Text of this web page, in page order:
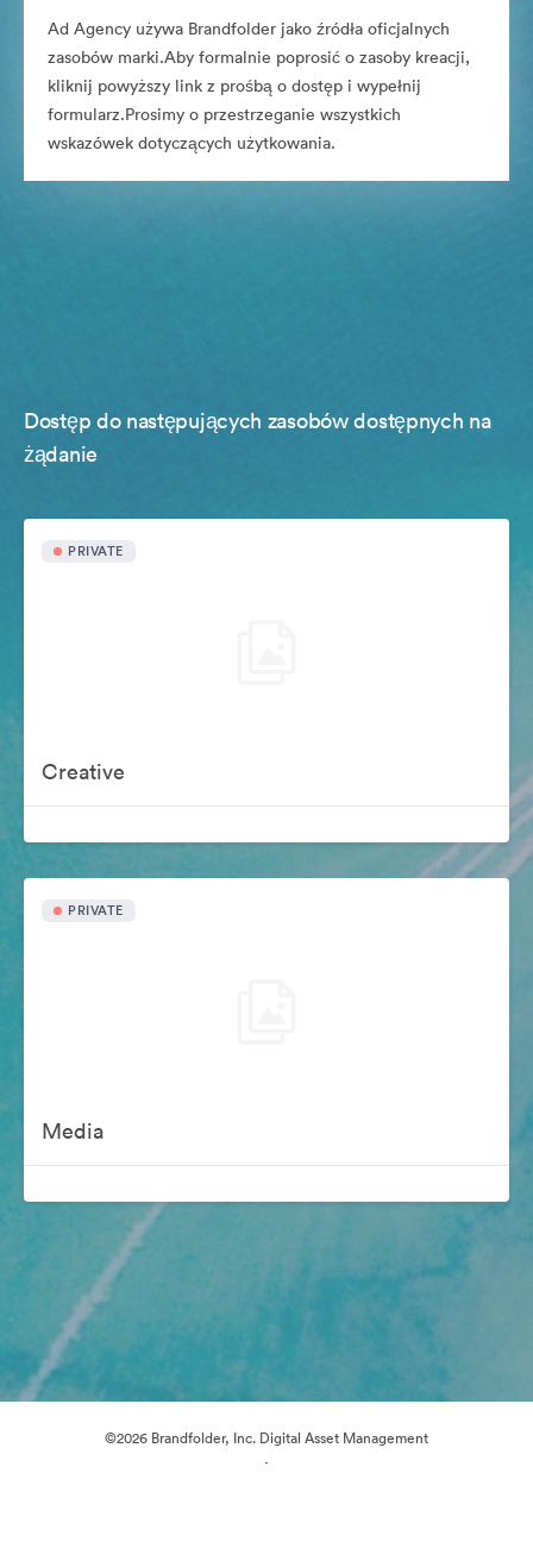
Ad Agency używa Brandfolder jako źródła oficjalnych
zasobów marki.Aby formalnie poprosić o zasoby kreacji,
kliknij powyższy link z prośbą o dostęp i wypełnij
formularz.Prosimy o przestrzeganie wszystkich
wskazówek dotyczących użytkowania.
Dostęp do następujących zasobów dostępnych na
żądanie
PRIVATE
Creative
PRIVATE
Media
©2026 Brandfolder, Inc. Digital Asset Management
·